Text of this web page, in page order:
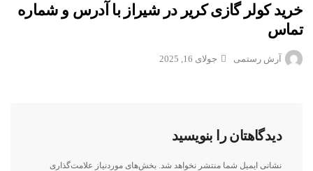
خرید کولر گازی کریر در شیراز با آدرس و شماره
تماس
آرش رستمی جولای 16, 2025
دیدگاهتان را بنویسید
نشانی ایمیل شما منتشر نخواهد شد. بخش‌های موردنیاز علامت‌گذاری